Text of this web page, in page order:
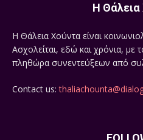
Η Θάλεια
Η Θάλεια Χούντα είναι
Ασχολείται, εδώ και χρόνια, με
πληθώρα συνεντεύξεων από
Contact us: